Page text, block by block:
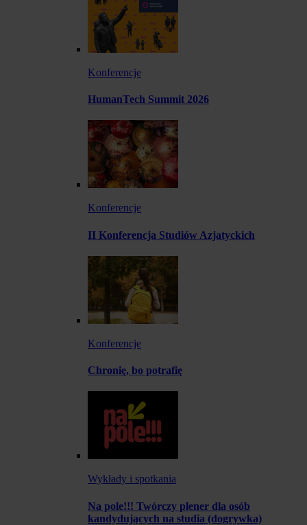
Konferencje
HumanTech Summit 2026
Konferencje
II Konferencja Studiów Azjatyckich
Konferencje
Chronię, bo potrafię
Wykłady i spotkania
Na pole!!! Twórczy plener dla osób
kandydujących na studia (dogrywka)